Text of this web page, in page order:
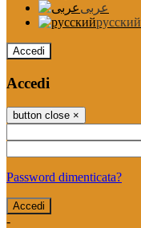
عربى
русский
Accedi
Accedi
button close ×
Password dimenticata?
-